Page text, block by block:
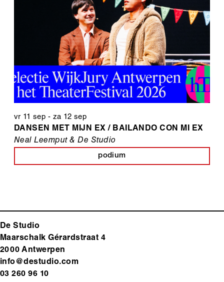
vr 11 sep - za 12 sep
DANSEN MET MIJN EX / BAILANDO CON MI EX
Neal Leemput & De Studio
podium
De Studio
Maarschalk Gérardstraat 4
2000 Antwerpen
info@destudio.com
03 260 96 10